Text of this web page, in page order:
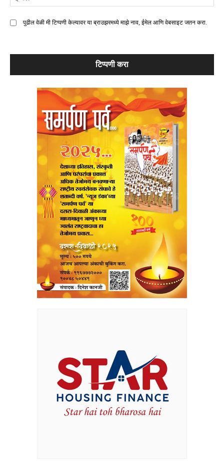
पुढील वेळी मी टिप्पणी केल्यावर या ब्राउझरमध्ये माझे नाव, ईमेल आणि वेबसाइट जतन करा.